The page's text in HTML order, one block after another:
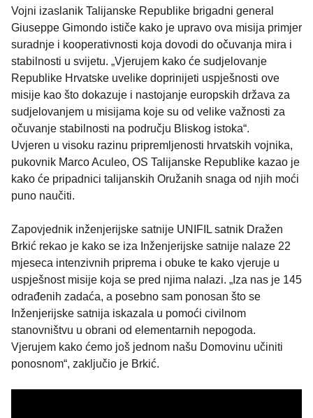
Vojni izaslanik Talijanske Republike brigadni general
Giuseppe Gimondo ističe kako je upravo ova misija primjer
suradnje i kooperativnosti koja dovodi do očuvanja mira i
stabilnosti u svijetu. „Vjerujem kako će sudjelovanje
Republike Hrvatske uvelike doprinijeti uspješnosti ove
misije kao što dokazuje i nastojanje europskih država za
sudjelovanjem u misijama koje su od velike važnosti za
očuvanje stabilnosti na području Bliskog istoka“.
Uvjeren u visoku razinu pripremljenosti hrvatskih vojnika,
pukovnik Marco Aculeo, OS Talijanske Republike kazao je
kako će pripadnici talijanskih Oružanih snaga od njih moći
puno naučiti.
Zapovjednik inženjerijske satnije UNIFIL satnik Dražen
Brkić rekao je kako se iza Inženjerijske satnije nalaze 22
mjeseca intenzivnih priprema i obuke te kako vjeruje u
uspješnost misije koja se pred njima nalazi. „Iza nas je 145
odrađenih zadaća, a posebno sam ponosan što se
Inženjerijske satnija iskazala u pomoći civilnom
stanovništvu u obrani od elementarnih nepogoda.
Vjerujem kako ćemo još jednom našu Domovinu učiniti
ponosnom“, zaključio je Brkić.